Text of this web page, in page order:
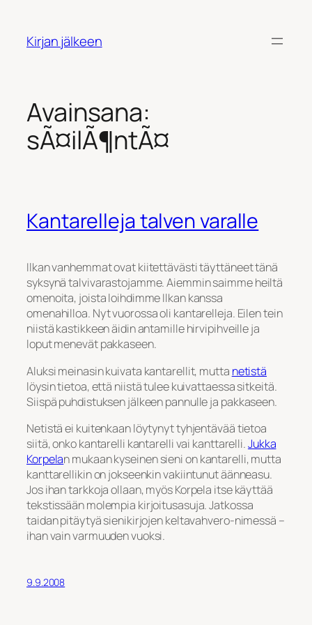
Kirjan jälkeen
Avainsana:
sÃ¤ilÃ¶ntÃ¤
Kantarelleja talven varalle
Ilkan vanhemmat ovat kiitettävästi täyttäneet tänä
syksynä talvivarastojamme. Aiemmin saimme heiltä
omenoita, joista loihdimme Ilkan kanssa
omenahilloa. Nyt vuorossa oli kantarelleja. Eilen tein
niistä kastikkeen äidin antamille hirvipihveille ja
loput menevät pakkaseen.
Aluksi meinasin kuivata kantarellit, mutta netistä
löysin tietoa, että niistä tulee kuivattaessa sitkeitä.
Siispä puhdistuksen jälkeen pannulle ja pakkaseen.
Netistä ei kuitenkaan löytynyt tyhjentävää tietoa
siitä, onko kantarelli kantarelli vai kanttarelli.Jukka
Korpelan mukaan kyseinen sieni on kantarelli, mutta
kanttarellikin on jokseenkin vakiintunut äänneasu.
Jos ihan tarkkoja ollaan, myös Korpela itse käyttää
tekstissään molempia kirjoitusasuja. Jatkossa
taidan pitäytyä sienikirjojen keltavahvero-nimessä –
ihan vain varmuuden vuoksi.
9.9.2008